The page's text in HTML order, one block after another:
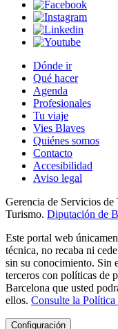
Dónde ir
Qué hacer
Agenda
Profesionales
Tu viaje
Vies Blaves
Quiénes somos
Contacto
Accesibilidad
Aviso legal
Gerencia de Servicios
Turismo. Diputación de
Este portal web
técnica, no recaba ni
sin su conocimiento. Sin
terceros con políticas de
Barcelona que usted
ellos. Consulte la
Configuración